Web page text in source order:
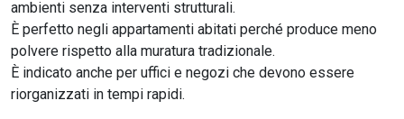
ambienti senza interventi strutturali.
È perfetto negli appartamenti abitati perché produce meno
polvere rispetto alla muratura tradizionale.
È indicato anche per uffici e negozi che devono essere
riorganizzati in tempi rapidi.